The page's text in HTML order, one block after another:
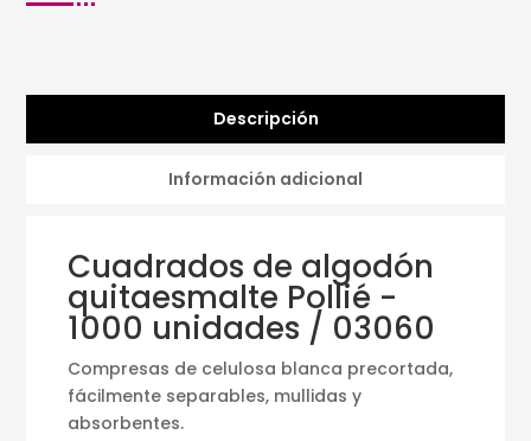
Descripción
Información adicional
Cuadrados de algodón
quitaesmalte Pollié -
1000 unidades / 03060
Compresas de celulosa blanca precortada,
fácilmente separables, mullidas y
absorbentes.